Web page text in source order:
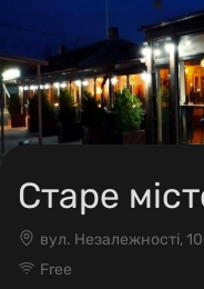
Старе
вул. Незалежності,
Free